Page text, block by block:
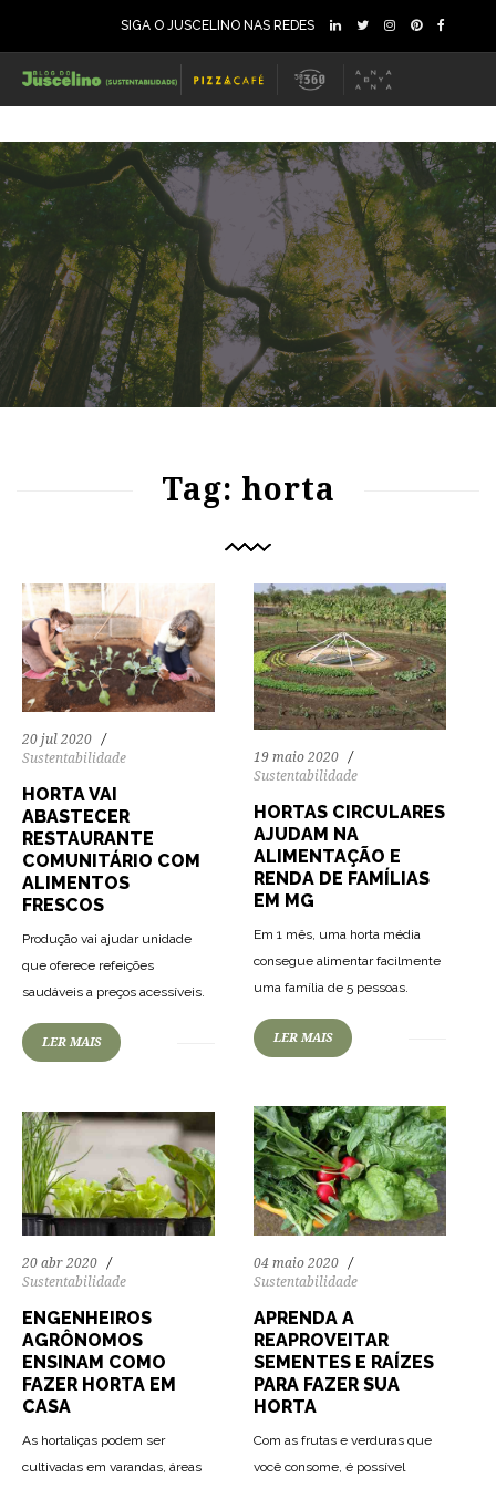
SIGA O JUSCELINO NAS REDES
Tag: horta
20 jul 2020
Sustentabilidade
HORTA VAI
ABASTECER
RESTAURANTE
COMUNITÁRIO COM
ALIMENTOS
FRESCOS
Produção vai ajudar unidade
que oferece refeições
saudáveis a preços acessíveis.
LER MAIS
19 maio 2020
Sustentabilidade
HORTAS CIRCULARES
AJUDAM NA
ALIMENTAÇÃO E
RENDA DE FAMÍLIAS
EM MG
Em 1 mês, uma horta média
consegue alimentar facilmente
uma família de 5 pessoas.
LER MAIS
04 maio 2020
Sustentabilidade
APRENDA A
REAPROVEITAR
SEMENTES E RAÍZES
PARA FAZER SUA
HORTA
Com as frutas e verduras que
você consome, é possível
20 abr 2020
Sustentabilidade
ENGENHEIROS
AGRÔNOMOS
ENSINAM COMO
FAZER HORTA EM
CASA
As hortaliças podem ser
cultivadas em varandas, áreas